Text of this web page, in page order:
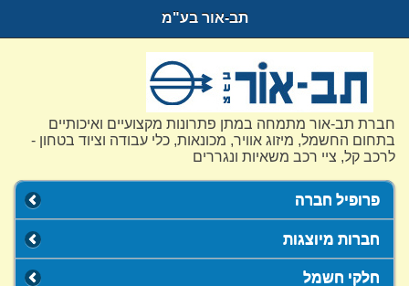
תב-אור בע"מ
חברת תב-אור מתמחה במתן פתרונות מקצועיים ואיכותיים
בתחום החשמל, מיזוג אוויר, מכונאות, כלי עבודה וציוד בטחון -
לרכב קל, ציי רכב משאיות ונגררים
פרופיל חברה
חברות מיוצגות
חלקי חשמל